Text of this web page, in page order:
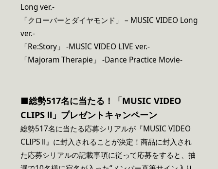
Long ver.-
「クローバーとダイヤモンド」 – MUSIC VIDEO Long
ver.-
「Re:Story」 -MUSIC VIDEO LIVE ver.-
「Majoram Therapie」 -Dance Practice Movie-
■総勢517名に当たる！「MUSIC VIDEO
CLIPS Ⅱ」プレゼントキャンペーン
総勢517名に当たる応募シリアルが『MUSIC VIDEO
CLIPS Ⅱ』に封入されることが決定！商品に封入され
た応募シリアルの記載事項に従って応募をすると、抽